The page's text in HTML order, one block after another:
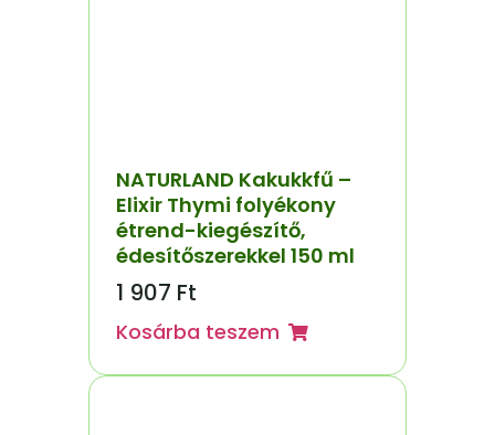
NATURLAND Kakukkfű –
Elixir Thymi folyékony
étrend-kiegészítő,
édesítőszerekkel 150 ml
1 907 Ft
Kosárba teszem